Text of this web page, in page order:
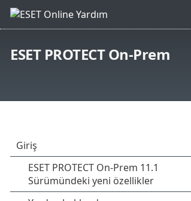
ESET PROTECT On-Prem